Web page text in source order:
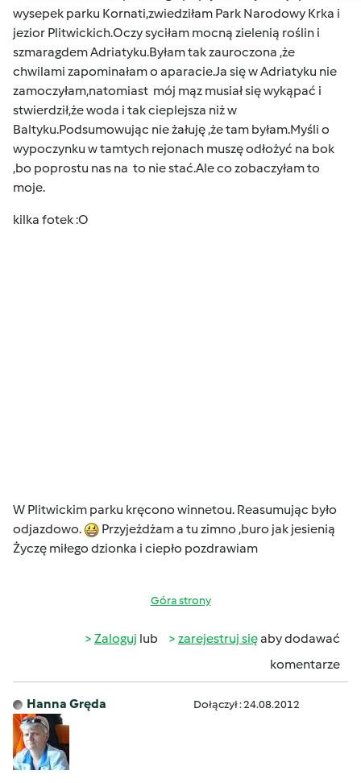
wysepek parku Kornati,zwiedziłam Park Narodowy Krka i
jezior Plitwickich.Oczy syciłam mocną zielenią roślin i
szmaragdem Adriatyku.Byłam tak zauroczona ,że
chwilami zapominałam o aparacie.Ja się w Adriatyku nie
zamoczyłam,natomiast mój mąz musiał się wykąpać i
stwierdził,że woda i tak cieplejsza niż w
Baltyku.Podsumowując nie żałuję ,że tam byłam.Myśli o
wypoczynku w tamtych rejonach muszę odłożyć na bok
,bo poprostu nas na to nie stać.Ale co zobaczyłam to
moje.
kilka fotek:O
W Plitwickim parku kręcono winnetou. Reasumując było
odjazdowo.
Przyjeżdżam a tu zimno ,buro jak jesienią
Życzę miłego dzionka i ciepło pozdrawiam
Góra strony
Zaloguj lub zarejestruj sięaby dodawać
komentarze
Hanna Gręda Dołączył : 24.08.2012